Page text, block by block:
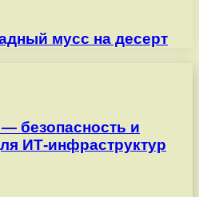
мусс на десерт
безопасность и
ИТ-инфраструктур